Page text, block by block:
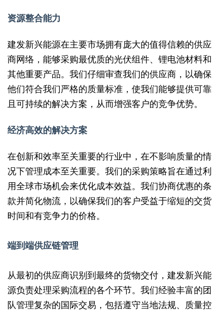
资源整合能力
建发新兴能源在主要市场拥有庞大的值得信赖的供应
商网络，能够采购最优质的光伏组件、锂电池材料和
其他重要产品。我们仔细审查我们的供应商，以确保
他们符合我们严格的质量标准，使我们能够提供可靠
且可持续的解决方案，从而增强客户的竞争优势。
经济高效的解决方案
在创新和效率至关重要的行业中，在不影响质量的情
况下管理成本至关重要。我们的采购策略旨在通过利
用全球市场机会来优化成本效益。我们协商优惠的条
款并简化物流，以确保我们的客户受益于缩短的交货
时间和有竞争力的价格。
端到端供应链管理
从最初的供应商识别到最终的货物交付，建发新兴能
源负责处理采购流程的各个环节。我们经验丰富的团
队管理复杂的国际交易，包括遵守当地法规、质量控